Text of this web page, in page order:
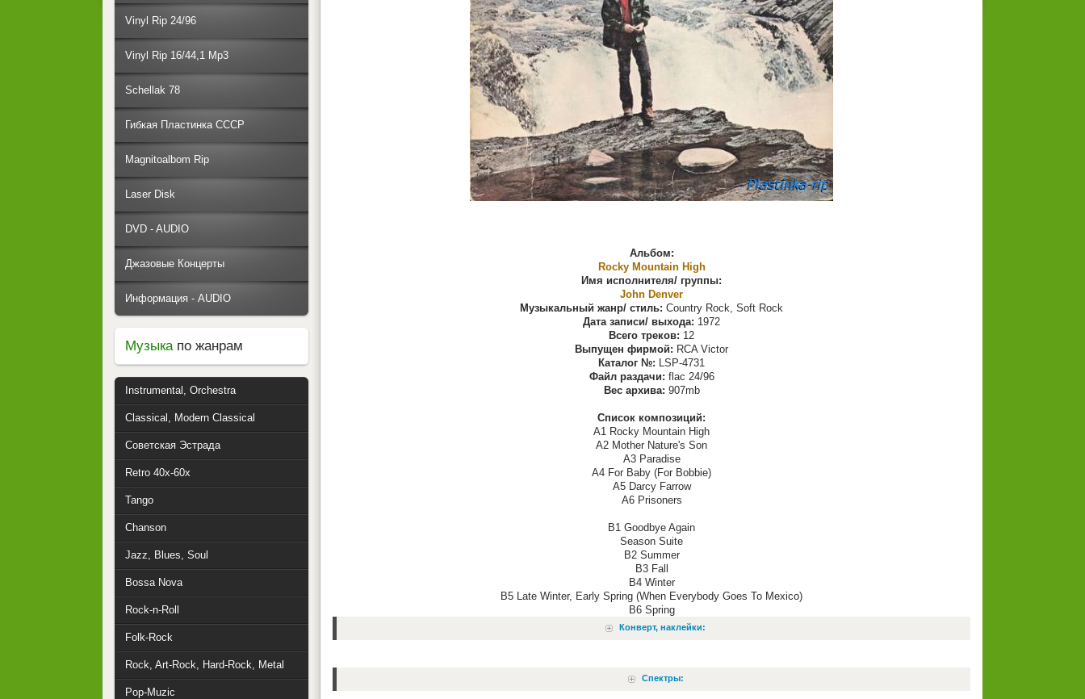
Альбом:
Rocky Mountain High
Имя исполнителя/ группы:
John Denver
Музыкальный жанр/ стиль: Country Rock, Soft Rock
Дата записи/ выхода: 1972
Всего треков: 12
Выпущен фирмой: RCA Victor
Каталог №: LSP-4731
Файл раздачи: flac 24/96
Вес архива: 907mb
Список композиций:
A1 Rocky Mountain High
A2 Mother Nature's Son
A3 Paradise
A4 For Baby (For Bobbie)
A5 Darcy Farrow
A6 Prisoners
B1 Goodbye Again
Season Suite
B2 Summer
B3 Fall
B4 Winter
B5 Late Winter, Early Spring (When Everybody Goes To Mexico)
B6 Spring
Конверт, наклейки:
Спектры:
Vinyl Rip 24/96
Vinyl Rip 16/44,1 Mp3
Schellak 78
Гибкая Пластинка СССР
Magnitoalbom Rip
Laser Disk
DVD - AUDIO
Джазовые Концерты
Информация - AUDIO
Музыкапо жанрам
Instrumental, Orchestra
Classical, Modern Classical
Советская Эстрада
Retro 40x-60x
Tango
Chanson
Jazz, Blues, Soul
Bossa Nova
Rock-n-Roll
Folk-Rock
Rock, Art-Rock, Hard-Rock, Metal
Pop-Muzic